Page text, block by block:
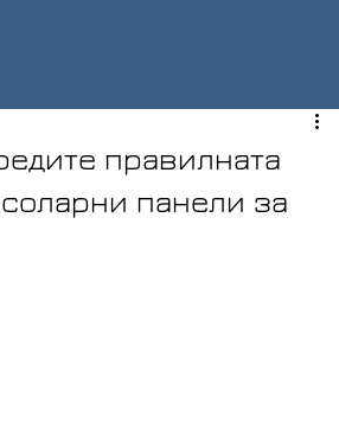
правилната
панели за